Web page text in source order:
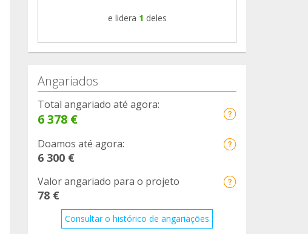
e lidera 1 deles
Angariados
Total angariado até agora:
6 378 €
Doamos até agora:
6 300 €
Valor angariado para o projeto
78 €
Consultar o histórico de angariações